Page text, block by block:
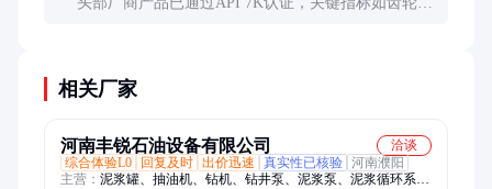
相关厂家
河南丰锐石油设备有限公司
洽谈
综合体验L0
回复及时 出价迅速 真实性已核验 河南濮阳
主营： 泥浆罐、抽油机、钻机、钻井泵、泥浆泵、泥浆循环系